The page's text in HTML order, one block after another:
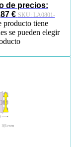
de precios:
€ SKU: LA0801-
producto tiene
se pueden elegir